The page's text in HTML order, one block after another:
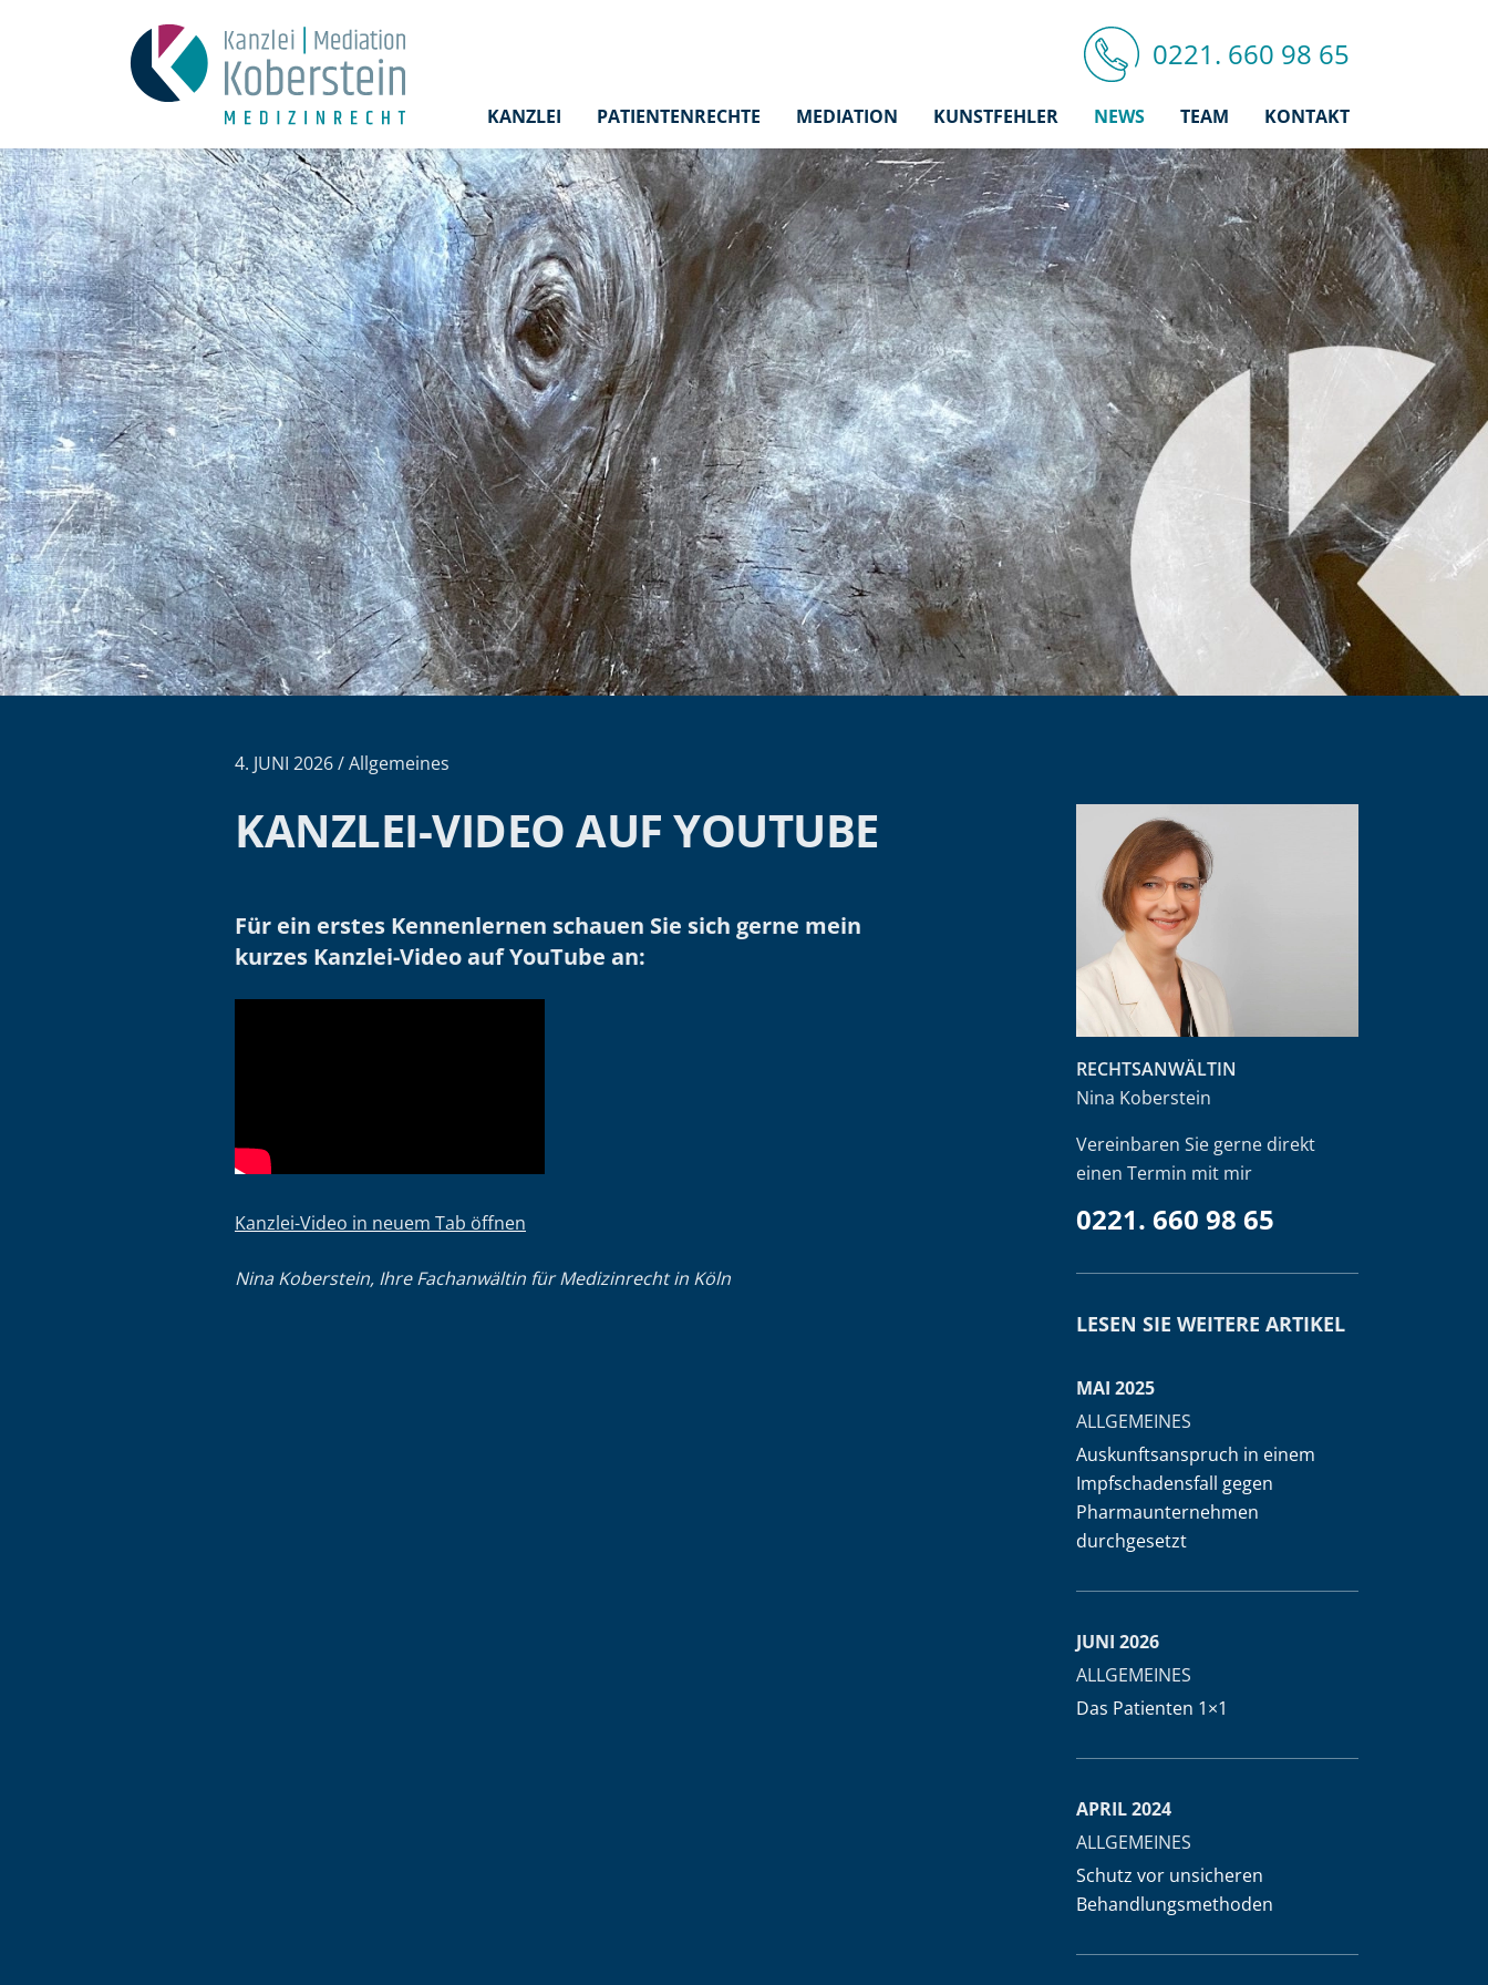
0221. 660 98 65
KANZLEI PATIENTENRECHTE MEDIATION KUNSTFEHLER NEWS TEAM KONTAKT
4. JUNI 2026 / Allgemeines
KANZLEI-VIDEO AUF YOUTUBE
Für ein erstes Kennenlernen schauen Sie sich gerne mein
kurzes Kanzlei-Video auf YouTube an:
Kanzlei-Video in neuem Tab öffnen
Nina Koberstein, Ihre Fachanwältin für Medizinrecht in Köln
RECHTSANWÄLTIN
Nina Koberstein
Vereinbaren Sie gerne direkt
einen Termin mit mir
0221. 660 98 65
LESEN SIE WEITERE ARTIKEL
MAI 2025
ALLGEMEINES
Auskunftsanspruch in einem
Impfschadensfall gegen
Pharmaunternehmen
durchgesetzt
JUNI 2026
ALLGEMEINES
Das Patienten 1×1
APRIL 2024
ALLGEMEINES
Schutz vor unsicheren
Behandlungsmethoden